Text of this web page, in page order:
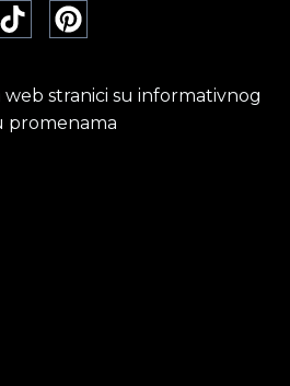
web stranici su informativnog
promenama